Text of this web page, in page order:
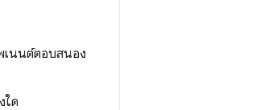
เนนต์ตอบสนอง
ใด